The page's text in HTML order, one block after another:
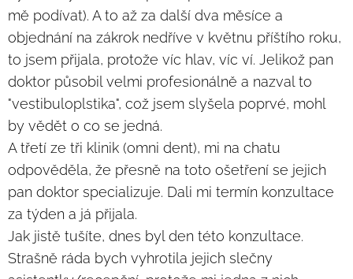
mě podívat). A to až za další dva měsíce a
objednání na zákrok nedříve v květnu příštího roku,
to jsem přijala, protože víc hlav, víc ví. Jelikož pan
doktor působil velmi profesionálně a nazval to
"vestibuloplstika", což jsem slyšela poprvé, mohl
by vědět o co se jedná.
A třetí ze tři klinik (omni dent), mi na chatu
odpověděla, že přesně na toto ošetření se jejich
pan doktor specializuje. Dali mi termín konzultace
za týden a já přijala.
Jak jistě tušíte, dnes byl den této konzultace.
Strašně ráda bych vyhrotila jejich slečny